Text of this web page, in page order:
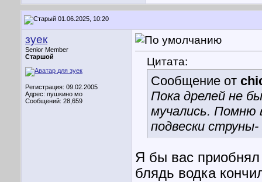
01.06.2025, 10:20
зуек
Senior Member
Старшой
Регистрация: 09.02.2005
Адрес: пушкино мо
Сообщений: 28,659
Цитата:
Сообщение от
Пока дрелей не
мучались. Помню
подвески струны-
Я бы вас приобнял
блядь водка